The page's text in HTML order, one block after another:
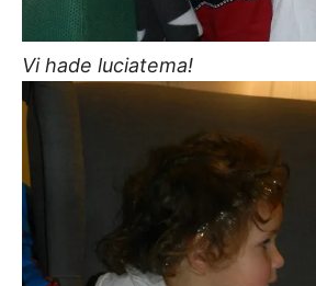
Vi hade luciatema!